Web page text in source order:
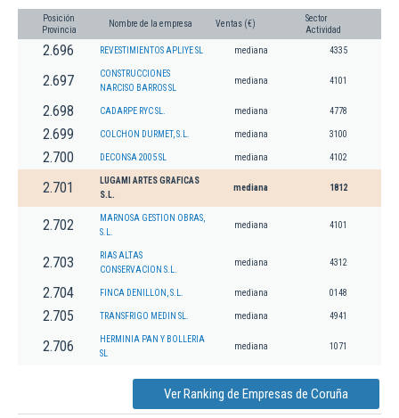
Posición
Provincia
Nombre de la empresa Ventas (€)
Sector
Actividad
2.696 REVESTIMIENTOS APLIYE SL mediana 4335
2.697
CONSTRUCCIONES
NARCISO BARROS SL
mediana 4101
2.698 CADARPE RYC SL. mediana 4778
2.699 COLCHON DURMET, S.L. mediana 3100
2.700 DECONSA 2005 SL mediana 4102
2.701
LUGAMI ARTES GRAFICAS
S.L.
mediana 1812
2.702
MARNOSA GESTION OBRAS,
S.L.
mediana 4101
2.703
RIAS ALTAS
CONSERVACION S.L.
mediana 4312
2.704 FINCA DENILLON, S.L. mediana 0148
2.705 TRANSFRIGO MEDIN SL. mediana 4941
2.706
HERMINIA PAN Y BOLLERIA
SL
mediana 1071
Ver Ranking de Empresas de Coruña